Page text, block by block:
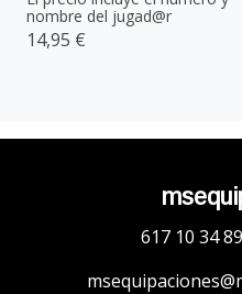
nombre del jugad@r
14,95 €
617 10 34